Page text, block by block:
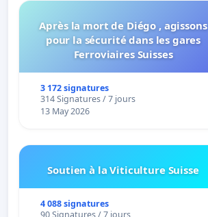
Après la mort de Diégo , agissons
pour la sécurité dans les gares
Ferroviaires Suisses
3 172 signatures
314 Signatures / 7 jours
13 May 2026
Soutien à la Viticulture Suisse
4 088 signatures
90 Signatures / 7 jours